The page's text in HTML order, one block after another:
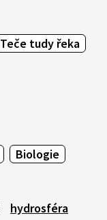
Teče tudy řeka
Biologie
hydrosféra